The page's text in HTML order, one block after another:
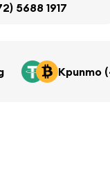
5688 1917
Крипто